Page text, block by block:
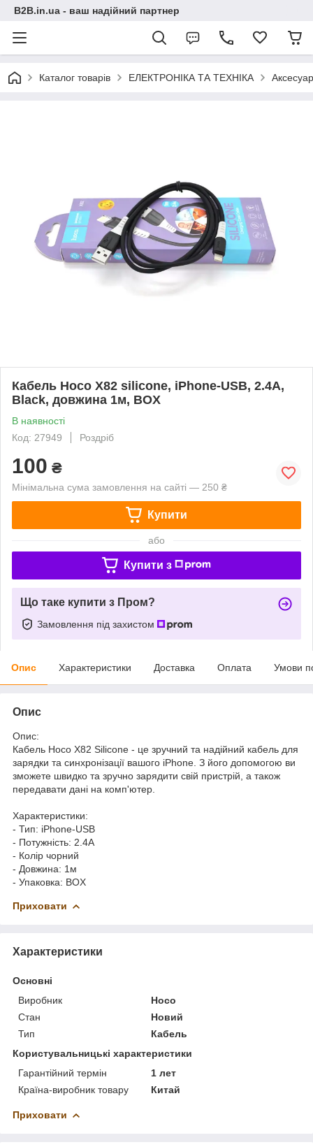
B2B.in.ua - ваш надійний партнер
Каталог товарів ЕЛЕКТРОНІКА ТА ТЕХНІКА
Кабель Hoco X82 silicone, iPhone-USB, 2.4A,
Black, довжина 1м, BOX
В наявності
Код: 27949
Роздріб
100 ₴
Мінімальна сума замовлення на сайті — 250 ₴
Купити
або
Купити з
Що таке купити з Пром?
Замовлення під захистом
Опис Характеристики Доставка Оплата Умови
Опис
Опис:
Кабель Hoco X82 Silicone - це зручний та надійний кабель для
зарядки та синхронізації вашого iPhone. З його допомогою ви
зможете швидко та зручно зарядити свій пристрій, а також
передавати дані на комп'ютер.
Характеристики:
- Тип: iPhone-USB
- Потужність: 2.4A
- Колір чорний
- Довжина: 1м
- Упаковка: BOX
Приховати
Характеристики
Основні
Виробник
Hoco
Стан
Новий
Тип
Кабель
Користувальницькі характеристики
Гарантійний термін
1 лет
Країна-виробник товару
Китай
Приховати